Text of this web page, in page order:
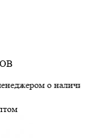
о наличии